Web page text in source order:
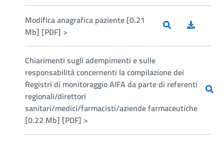
Modifica anagrafica paziente [0.21
Mb] [PDF] >
Chiarimenti sugli adempimenti e sulle
responsabilità concernenti la compilazione dei
Registri di monitoraggio AIFA da parte di referenti
regionali/direttori
sanitari/medici/farmacisti/aziende farmaceutiche
[0.22 Mb] [PDF] >